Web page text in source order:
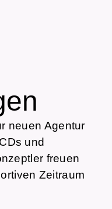
neuen Agentur
und
freuen
Zeitraum